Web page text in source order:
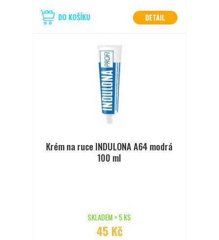
DETAIL
DO KOŠÍKU
Krém na ruce INDULONA A64 modrá
100 ml
SKLADEM > 5 KS
45 Kč